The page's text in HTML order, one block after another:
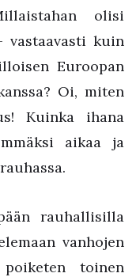
olisi
vastaavasti kuin
Euroopan
Oi, miten
Kuinka ihana
aikaa ja
rauhallisilla
vanhojen
toinen